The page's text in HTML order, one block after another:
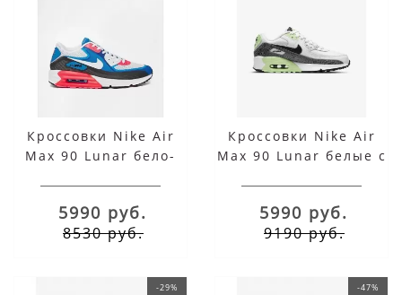
Кроссовки Nike Air
Max 90 Lunar бело-
5990 руб.
8530 руб.
Кроссовки Nike Air
Max 90 Lunar белые с
5990 руб.
9190 руб.
-29% -47%